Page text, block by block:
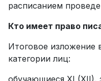
расписанием
Кто имеет право
Итоговое изложение
категории лиц:
обучающиеся XI (XII),